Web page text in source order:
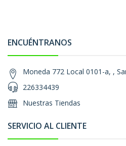
ENCUÉNTRANOS
Moneda 772 Local 0101-a, ,
226334439
Nuestras Tiendas
SERVICIO AL CLIENTE